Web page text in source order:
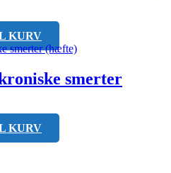
KURV
smerter
KURV